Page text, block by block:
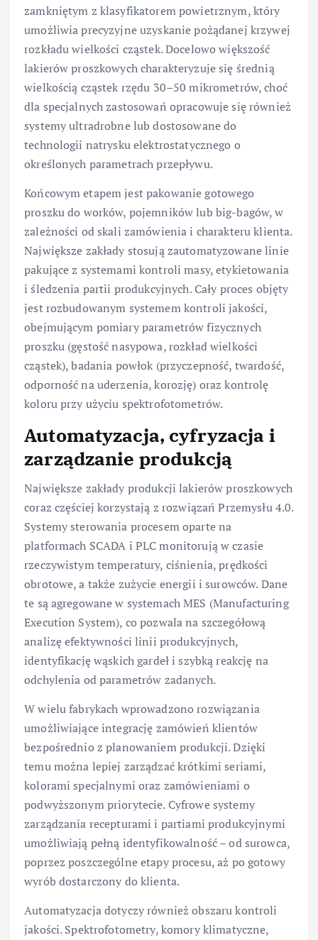
zamkniętym z klasyfikatorem powietrznym, który
umożliwia precyzyjne uzyskanie pożądanej krzywej
rozkładu wielkości cząstek. Docelowo większość
lakierów proszkowych charakteryzuje się średnią
wielkością cząstek rzędu 30–50 mikrometrów, choć
dla specjalnych zastosowań opracowuje się również
systemy ultradrobne lub dostosowane do
technologii natrysku elektrostatycznego o
określonych parametrach przepływu.
Końcowym etapem jest pakowanie gotowego
proszku do worków, pojemników lub big-bagów, w
zależności od skali zamówienia i charakteru klienta.
Największe zakłady stosują zautomatyzowane linie
pakujące z systemami kontroli masy, etykietowania
i śledzenia partii produkcyjnych. Cały proces objęty
jest rozbudowanym systemem kontroli jakości,
obejmującym pomiary parametrów fizycznych
proszku (gęstość nasypowa, rozkład wielkości
cząstek), badania powłok (przyczepność, twardość,
odporność na uderzenia, korozję) oraz kontrolę
koloru przy użyciu spektrofotometrów.
Automatyzacja, cyfryzacja i
zarządzanie produkcją
Największe zakłady produkcji lakierów proszkowych
coraz częściej korzystają z rozwiązań Przemysłu 4.0.
Systemy sterowania procesem oparte na
platformach SCADA i PLC monitorują w czasie
rzeczywistym temperatury, ciśnienia, prędkości
obrotowe, a także zużycie energii i surowców. Dane
te są agregowane w systemach MES (Manufacturing
Execution System), co pozwala na szczegółową
analizę efektywności linii produkcyjnych,
identyfikację wąskich gardeł i szybką reakcję na
odchylenia od parametrów zadanych.
W wielu fabrykach wprowadzono rozwiązania
umożliwiające integrację zamówień klientów
bezpośrednio z planowaniem produkcji. Dzięki
temu można lepiej zarządzać krótkimi seriami,
kolorami specjalnymi oraz zamówieniami o
podwyższonym priorytecie. Cyfrowe systemy
zarządzania recepturami i partiami produkcyjnymi
umożliwiają pełną identyfikowalność – od surowca,
poprzez poszczególne etapy procesu, aż po gotowy
wyrób dostarczony do klienta.
Automatyzacja dotyczy również obszaru kontroli
jakości. Spektrofotometry, komory klimatyczne,